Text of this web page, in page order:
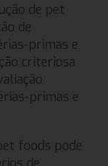
de pet
de
primas e
criteriosa
primas e
foods pode